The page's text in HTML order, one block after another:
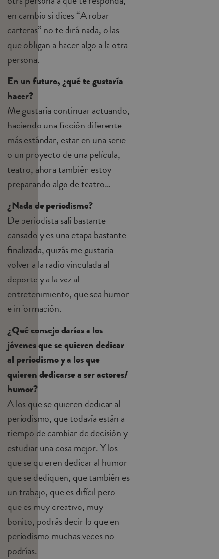
en cambio si dices “A robar
carteras” no te dirá nada, o las
que obligan a hacer algo a la otra
persona.
En un futuro, ¿qué te gustaría
hacer?
Me gustaría continuar actuando,
haciendo una ficción diferente
más estándar, estar en una serie
o un proyecto de una película,
teatro, ahora también estoy
preparando algo de teatro…
¿Nada de periodismo?
De periodista salí bastante
cansado y es una etapa bastante
finalizada, quizás me gustaría
volver a la radio vinculada al
deporte y a la vez al
entretenimiento, que sea humor
e información.
¿Qué consejo darías a los
jóvenes que se quieren dedicar
al periodismo y a los que
quieren dedicarse a ser actores/
humor?
A los que se quieren dedicar al
periodismo, que todavía están a
tiempo de cambiar de decisión y
estudiar una cosa mejor. Y los
que se quieren dedicar al humor
que se dediquen, que también es
un trabajo, que es difícil pero
que es muy creativo, muy
bonito, podrás decir lo que en
periodismo muchas veces no
podrías.